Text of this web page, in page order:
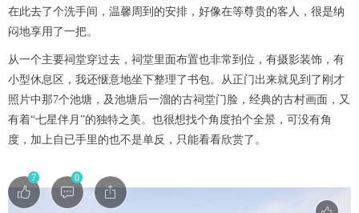
在此去了个洗手间，温馨周到的安排，好像在等尊贵的客人，很是纳
闷地享用了一把。
从一个主要祠堂穿过去，祠堂里面布置也非常到位，有摄影装饰，有
小型休息区，我还惬意地坐下整理了书包。从正门出来就见到了刚才
照片中那7个池塘，及池塘后一溜的古祠堂门脸，经典的古村画面，又
有着“七星伴月”的独特之美。也很想找个角度拍个全景，可没有角
度，加上自已手里的也不是单反，只能看看欣赏了。
7 0